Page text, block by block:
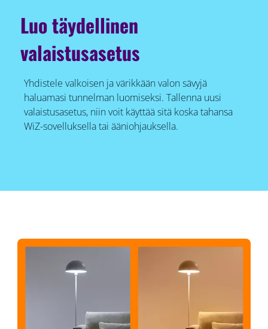
Luo täydellinen
valaistusasetus
Yhdistele valkoisen ja värikkään valon sävyjä
haluamasi tunnelman luomiseksi. Tallenna uusi
valaistusasetus, niin voit käyttää sitä koska tahansa
WiZ-sovelluksella tai ääniohjauksella.